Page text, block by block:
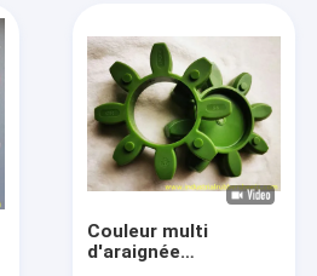
Couleur multi
d'araignée